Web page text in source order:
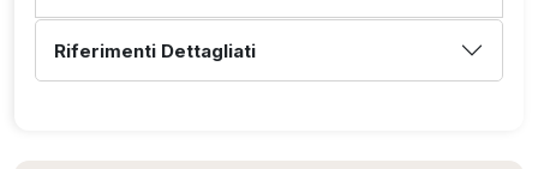
Riferimenti Dettagliati